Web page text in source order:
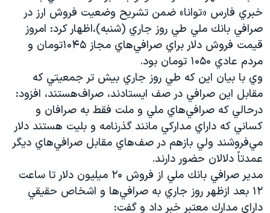
خبري فارس «توانا» ضمن تشريح وضعيت فروش ارز در
صرافي بانك ملي طي روز جاري (شنبه)،‌اظهار كرد: امروز
قيمت فروش دلار براي صرافي‌هاي مجاز ۱۰۴۵تومان و
مردم عادي ۱۰۵۰ تومان بود.
وي با بيان اين كه طي روز جاري بيش تر جمعيتي كه
مقابل اين صرافي در صف ايستادند، صراف‌هستند، افزود:
درحالي كه صرافي‌هاي ملي و ملت فقط به صرافان و
كساني كه داراي مداركي مانند گذرنامه و بليت هستند دلار
مي‌فروشند ولي بازهم در صف‌هاي مقابل صرافي‌هاي ديگر
عمدتاً دلالان حضور دارند.
مدير صرافي بانك ملي از فروش ۲۰ ميليون دلار تا ساعت
۱۲ بعد ازظهر روز جاري به صرافي‌ها و اشخاص حقيقي
داراي مدارك معتبر خبر داد و گفت: